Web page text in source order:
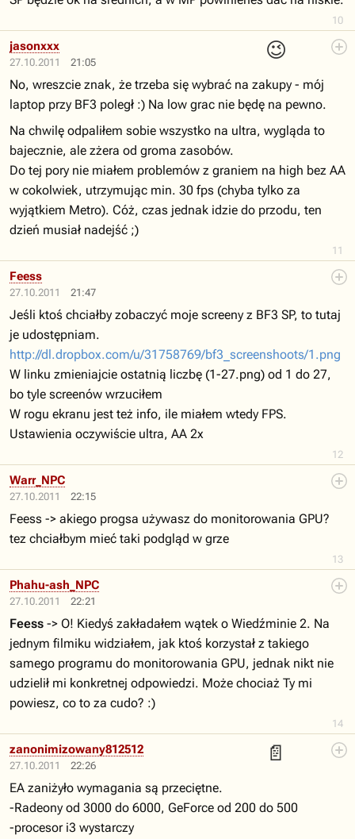
10
27.10.2011 21:05
😉
11
jasonxxx
No, wreszcie znak, że trzeba się wybrać na zakupy - mój
laptop przy BF3 poległ :) Na low grac nie będę na pewno.
Na chwilę odpaliłem sobie wszystko na ultra, wygląda to
bajecznie, ale zżera od groma zasobów.
Do tej pory nie miałem problemów z graniem na high bez AA
w cokolwiek, utrzymując min. 30 fps (chyba tylko za
wyjątkiem Metro). Cóż, czas jednak idzie do przodu, ten
dzień musiał nadejść ;)
27.10.2011 21:47
12
Feess
Jeśli ktoś chciałby zobaczyć moje screeny z BF3 SP, to tutaj
je udostępniam.
http://dl.dropbox.com/u/31758769/bf3_screenshoots/1.png
W linku zmieniajcie ostatnią liczbę (1-27.png) od 1 do 27,
bo tyle screenów wrzuciłem
W rogu ekranu jest też info, ile miałem wtedy FPS.
Ustawienia oczywiście ultra, AA 2x
27.10.2011 22:15
13
Warr_NPC
Feess -> akiego progsa używasz do monitorowania GPU?
tez chciałbym mieć taki podgląd w grze
27.10.2011 22:21
14
Phahu-ash_NPC
Feess -> O! Kiedyś zakładałem wątek o Wiedźminie 2. Na
jednym filmiku widziałem, jak ktoś korzystał z takiego
samego programu do monitorowania GPU, jednak nikt nie
udzielił mi konkretnej odpowiedzi. Może chociaż Ty mi
powiesz, co to za cudo? :)
27.10.2011 22:26
📄
zanonimizowany812512
EA zaniżyło wymagania są przeciętne.
-Radeony od 3000 do 6000, GeForce od 200 do 500
-procesor i3 wystarczy